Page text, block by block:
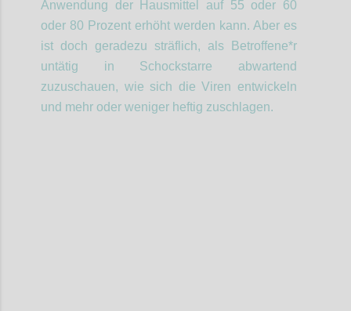
Anwendung der Hausmittel auf 55 oder 60
oder 80 Prozent erhöht werden kann. Aber es
ist doch geradezu sträflich, als Betroffene*r
untätig in Schockstarre abwartend
zuzuschauen, wie sich die Viren entwickeln
und mehr oder weniger heftig zuschlagen.